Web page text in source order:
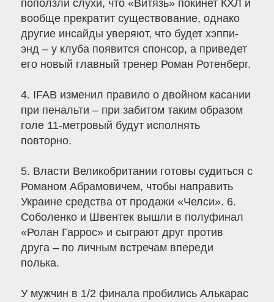
поползли слухи, что «Витязь» покинет КХЛ и
вообще прекратит существование, однако
другие инсайды уверяют, что будет хэппи-
энд – у клуба появится спонсор, а приведет
его новый главный тренер Роман Ротенберг.
4. IFAB изменил правило о двойном касании
при пенальти – при забитом таким образом
голе 11-метровый будут исполнять
повторно.
5. Власти Великобритании готовы судиться с
Романом Абрамовичем, чтобы направить
Украине средства от продажи «Челси». 6.
Соболенко и Швентек вышли в полуфинал
«Ролан Гаррос» и сыграют друг против
друга – по личным встречам впереди
полька.
У мужчин в 1/2 финала пробились Алькарас